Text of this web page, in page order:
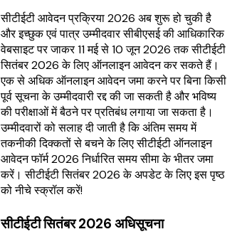
सीटीईटी आवेदन प्रक्रिया 2026 अब शुरू हो चुकी है
और इच्छुक एवं पात्र उम्मीदवार सीबीएसई की आधिकारिक
वेबसाइट पर जाकर 11 मई से 10 जून 2026 तक सीटीईटी
सितंबर 2026 के लिए ऑनलाइन आवेदन कर सकते हैं।
एक से अधिक ऑनलाइन आवेदन जमा करने पर बिना किसी
पूर्व सूचना के उम्मीदवारी रद्द की जा सकती है और भविष्य
की परीक्षाओं में बैठने पर प्रतिबंध लगाया जा सकता है।
उम्मीदवारों को सलाह दी जाती है कि अंतिम समय में
तकनीकी दिक्कतों से बचने के लिए सीटीईटी ऑनलाइन
आवेदन फॉर्म 2026 निर्धारित समय सीमा के भीतर जमा
करें। सीटीईटी सितंबर 2026 के अपडेट के लिए इस पृष्ठ
को नीचे स्क्रॉल करें!
सीटीईटी सितंबर 2026 अधिसूचना